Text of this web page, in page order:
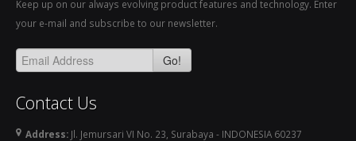
Keep up on our always evolving product features and technology. Enter
your e-mail and subscribe to our newsletter.
Go!
Contact Us
Address: Jl. Jemursari VI No. 23, Surabaya - INDONESIA 60237